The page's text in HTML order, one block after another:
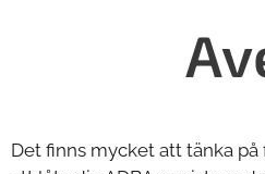
Det finns mycket att tänka